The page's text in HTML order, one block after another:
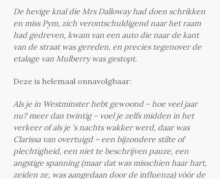
De hevige knal die Mrs Dalloway had doen schrikken
en miss Pym, zich verontschuldigend naar het raam
had gedreven, kwam van een auto die naar de kant
van de straat was gereden, en precies tegenover de
etalage van Mulberry was gestopt.
Deze is helemaal onnavolgbaar:
Als je in Westminster hebt gewoond – hoe veel jaar
nu? meer dan twintig – voel je zelfs midden in het
verkeer of als je ’s nachts wakker werd, daar was
Clarissa van overtuigd – een bijzondere stilte of
plechtigheid, een niet te beschrijven pauze, een
angstige spanning (maar dat was misschien haar hart,
zeiden ze, was aangedaan door de influenza) vóór de